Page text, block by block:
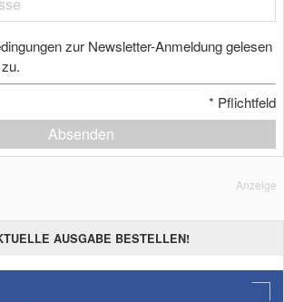
zur Newsletter-Anmeldung gelesen
* Pflichtfeld
Absenden
Anzeige
AUSGABE BESTELLEN!